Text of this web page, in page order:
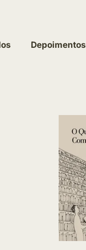
Depoimentos